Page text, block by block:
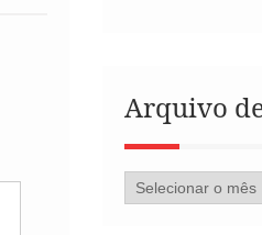
Arquivo
Arquivo